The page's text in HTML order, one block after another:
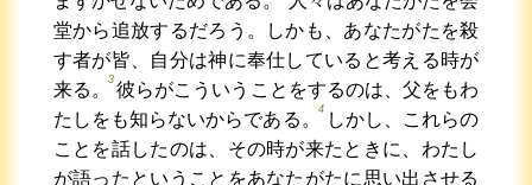
堂から追放するだろう。しかも、あなたがたを殺
す者が皆、自分は神に奉仕していると考える時が
来る。
3
彼らがこういうことをするのは、父をもわ
たしをも知らないからである。
4
しかし、これらの
ことを話したのは、その時が来たときに、わたし
が語ったということをあなたがたに思い出させる